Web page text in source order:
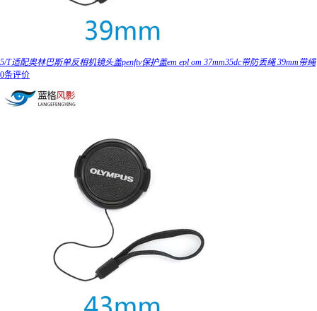
5/T适配奥林巴斯单反相机镜头盖penftv保护盖em epl om 37mm35dc带防丢绳 39mm带绳
0条评价